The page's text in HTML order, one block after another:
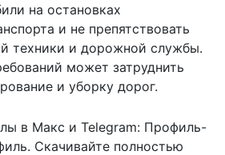
на остановках
и не препятствовать
техники и дорожной службы.
может затруднить
и уборку дорог.
в Макс и Telegram: Профиль-
. Скачивайте полностью